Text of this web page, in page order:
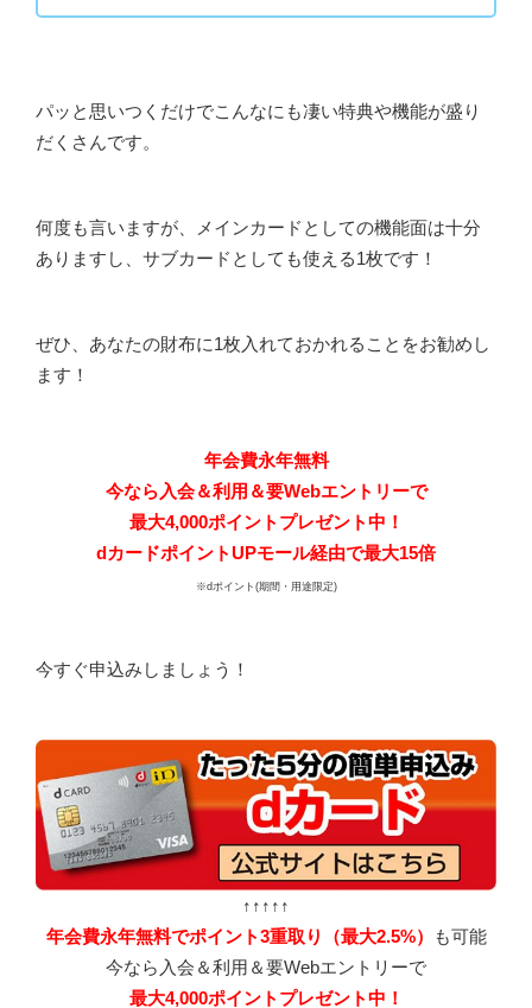
パッと思いつくだけでこんなにも凄い特典や機能が盛り
だくさんです。
何度も言いますが、メインカードとしての機能面は十分
ありますし、サブカードとしても使える1枚です！
ぜひ、あなたの財布に1枚入れておかれることをお勧めし
ます！
年会費永年無料
今なら入会＆利用＆要Webエントリーで
最大4,000ポイントプレゼント中！
dカードポイントUPモール経由で最大15倍
※dポイント(期間・用途限定)
今すぐ申込みしましょう！
↑↑↑↑↑
年会費永年無料でポイント3重取り（最大2.5%）
も可能
今なら入会＆利用＆要Webエントリーで
最大4,000ポイントプレゼント中！